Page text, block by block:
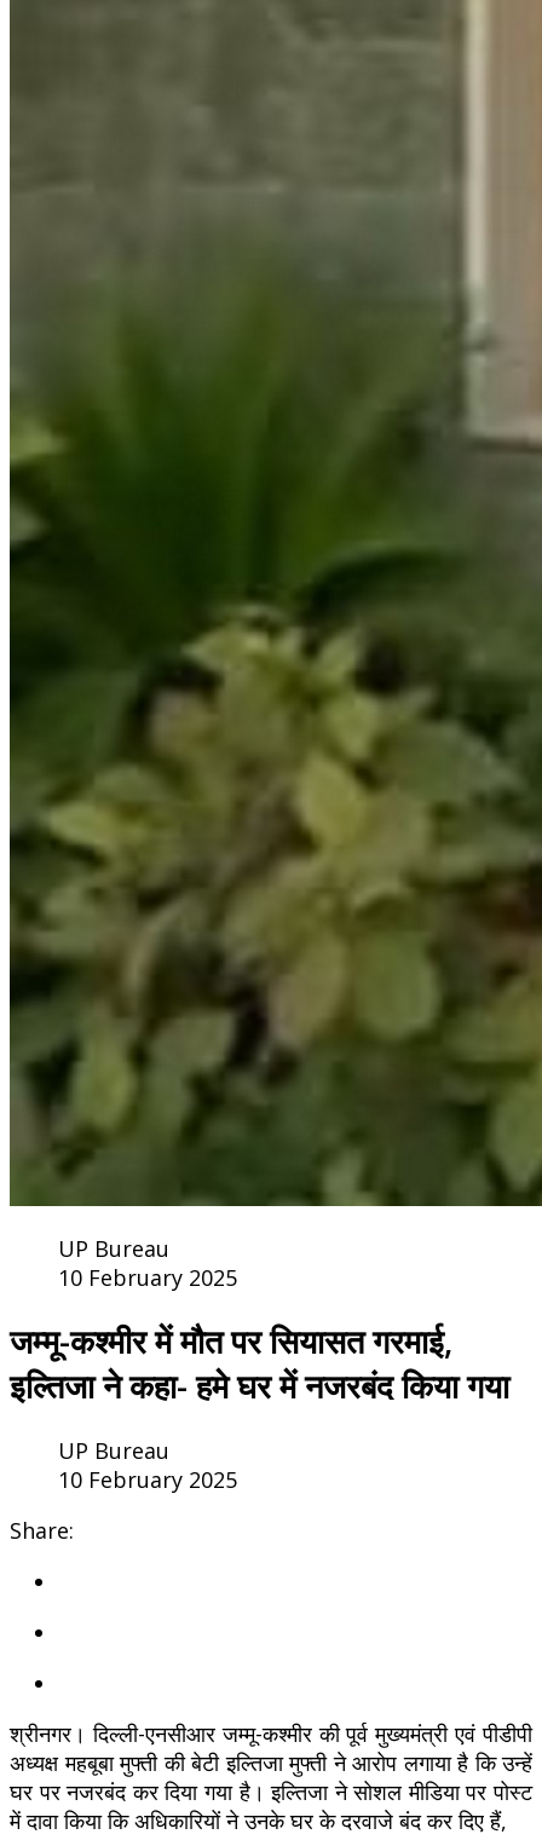
UP Bureau
10 February 2025
जम्मू-कश्मीर में मौत पर सियासत गरमाई,
इल्तिजा ने कहा- हमे घर में नजरबंद किया गया
UP Bureau
10 February 2025
Share:
श्रीनगर। दिल्ली-एनसीआर जम्मू-कश्मीर की पूर्व मुख्यमंत्री एवं पीडीपी
अध्यक्ष महबूबा मुफ्ती की बेटी इल्तिजा मुफ्ती ने आरोप लगाया है कि उन्हें
घर पर नजरबंद कर दिया गया है। इल्तिजा ने सोशल मीडिया पर पोस्ट
में दावा किया कि अधिकारियों ने उनके घर के दरवाजे बंद कर दिए हैं,